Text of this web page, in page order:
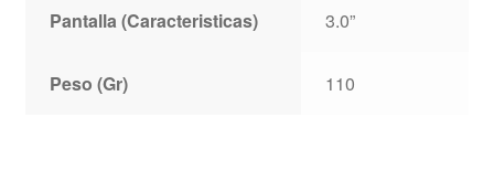
Pantalla (Caracteristicas) 3.0”
Peso (Gr) 110